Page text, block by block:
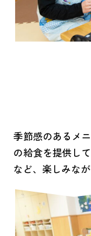
季節感のあるメ
の給食を提供し
など、楽しみな